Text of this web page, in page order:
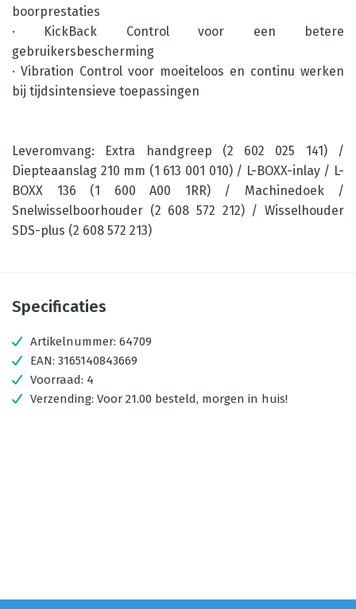
boorprestaties
· KickBack Control voor een betere
gebruikersbescherming
· Vibration Control voor moeiteloos en continu werken
bij tijdsintensieve toepassingen
Leveromvang: Extra handgreep (2 602 025 141) /
Diepteaanslag 210 mm (1 613 001 010) / L-BOXX-inlay / L-
BOXX 136 (1 600 A00 1RR) / Machinedoek /
Snelwisselboorhouder (2 608 572 212) / Wisselhouder
SDS-plus (2 608 572 213)
Specificaties
Artikelnummer: 64709
EAN: 3165140843669
Voorraad: 4
Verzending: Voor 21.00 besteld, morgen in huis!